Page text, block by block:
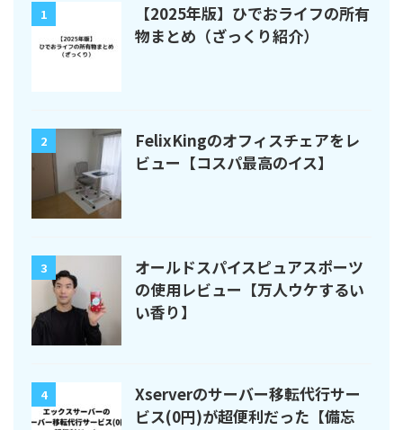
1
【2025年版】ひでおライフの所有
物まとめ（ざっくり紹介）
2
FelixKingのオフィスチェアをレ
ビュー【コスパ最高のイス】
3
オールドスパイスピュアスポーツ
の使用レビュー【万人ウケするい
い香り】
4
Xserverのサーバー移転代行サー
ビス(0円)が超便利だった【備忘